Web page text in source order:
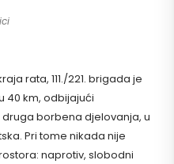
rata, 111./221. brigada je
40 km, odbijajući
borbena djelovanja, u
Pri tome nikada nije
naprotiv, slobodni